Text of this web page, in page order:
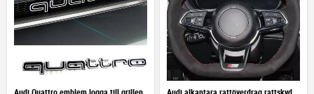
Audi Quattro emblem logga till grillen